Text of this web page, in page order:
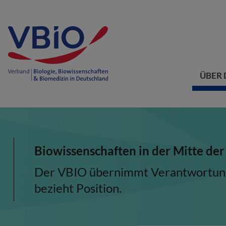
ÜBER
Biowissenschaften in der Mitte
Der VBIO übernimmt
bezieht Position.